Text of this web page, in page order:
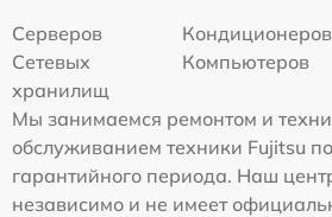
Серверов
Кондиционеров
Сетевых
хранилищ
Компьютеров
Мы занимаемся ремонтом и
обслуживанием техники Fujitsu
гарантийного периода. Наш
независимо и не имеет